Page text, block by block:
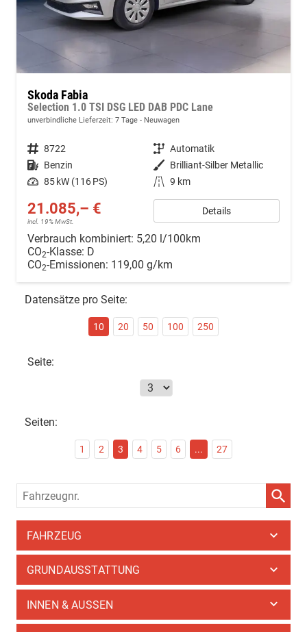
Skoda Fabia
Selection 1.0 TSI DSG LED DAB PDC Lane
unverbindliche Lieferzeit: 7 Tage Neuwagen
Fahrzeugnr. 8722 Getriebe Automatik
Kraftstoff Benzin Außenfarbe Brilliant-Silber Metallic
Leistung 85 kW (116 PS) Kilometerstand 9 km
21.085,– €
incl. 19% MwSt.
Details
Verbrauch kombiniert: 5,20 l/100km
CO2-Klasse: D
CO2-Emissionen: 119,00 g/km
Datensätze pro Seite:
10 20 50 100 250
Seite:
Seiten:
1 2 3 4 5 6 ... 27
Fahrzeugnr.
FAHRZEUG
GRUNDAUSSTATTUNG
INNEN & AUSSEN